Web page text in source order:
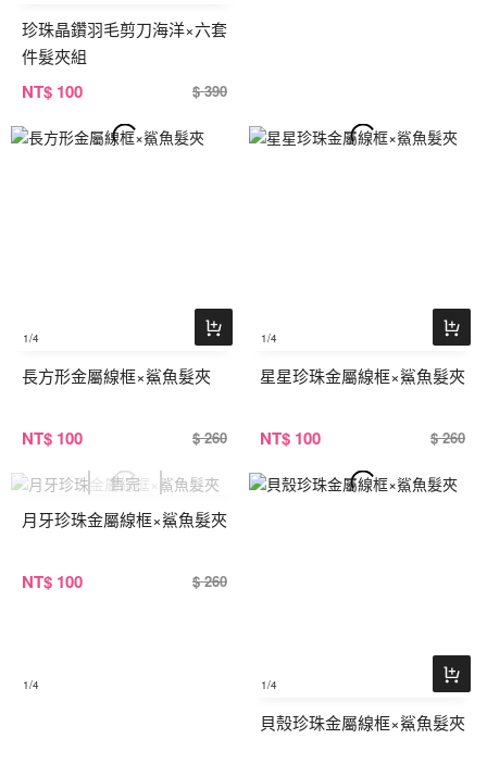
珍珠晶鑽羽毛剪刀海洋×六套
件髮夾組
NT$ 100 $ 390
1/4
長方形金屬線框×鯊魚髮夾
NT$ 100 $ 260
1/4
星星珍珠金屬線框×鯊魚髮夾
NT$ 100 $ 260
1/4
月牙珍珠金屬線框×鯊魚髮夾
NT$ 100 $ 260
1/4
貝殼珍珠金屬線框×鯊魚髮夾